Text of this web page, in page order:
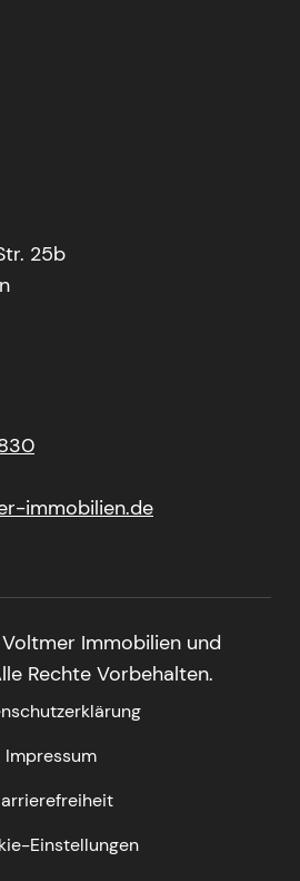
25b
immobilien.de
Immobilien und
Rechte Vorbehalten.
Impressum
Einstellungen